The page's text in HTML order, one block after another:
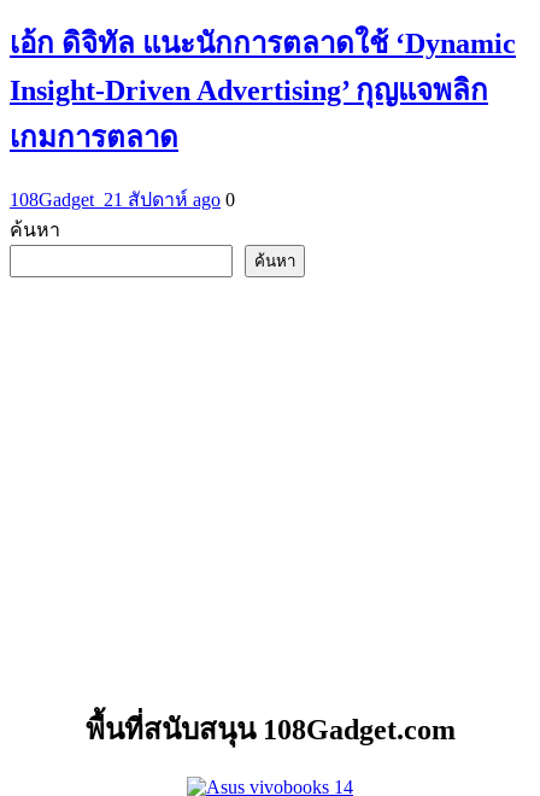
เอ้ก ดิจิทัล แนะนักการตลาดใช้ ‘Dynamic
Insight-Driven Advertising’ กุญแจพลิก
เกมการตลาด
108Gadget_21 สัปดาห์ ago 0
ค้นหา
ค้นหา
พื้นที่สนับสนุน 108Gadget.com